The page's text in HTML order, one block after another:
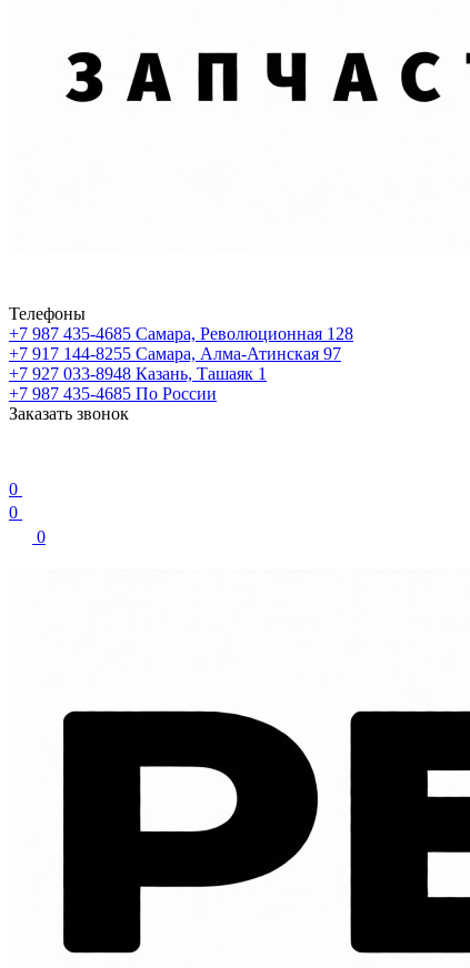
Телефоны
+7 987 435-4685 Самара, Революционная 128
+7 917 144-8255 Самара, Алма-Атинская 97
+7 927 033-8948 Казань, Ташаяк 1
+7 987 435-4685 По России
Заказать звонок
0
0
0